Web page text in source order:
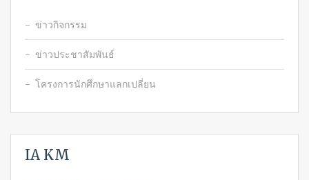
ข่าวกิจกรรม
ข่าวประชาสัมพันธ์
โครงการนักศึกษาแลกเปลี่ยน
IA KM